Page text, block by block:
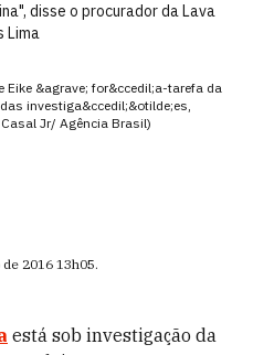
disse o procurador da Lava
Lima
Eike &agrave; for&ccedil;a-tarefa da
investiga&ccedil;&otilde;es,
Jr/ Agência Brasil)
2016 13h05.
está sob investigação da